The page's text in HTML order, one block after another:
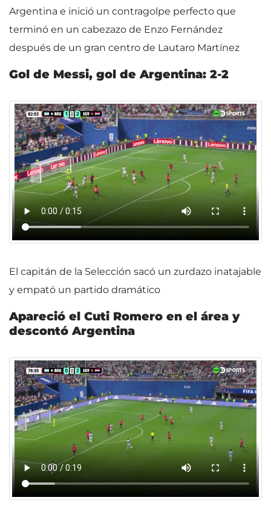
Argentina e inició un contragolpe perfecto que
terminó en un cabezazo de Enzo Fernández
después de un gran centro de Lautaro Martínez
Gol de Messi, gol de Argentina: 2-2
El capitán de la Selección sacó un zurdazo inatajable
y empató un partido dramático
Apareció el Cuti Romero en el área y
descontó Argentina